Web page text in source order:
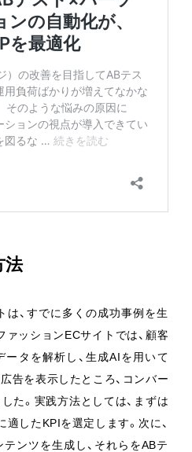
法
、すでに多くの成功事例を生
ァッションECサイトでは、顧客
タを解析し、生成AIを用いて
告を表示したところ、コンバー
た。実践方法としては、まずは
適したKPIを選定します。次に、
ンツを生成し、それらをABテ